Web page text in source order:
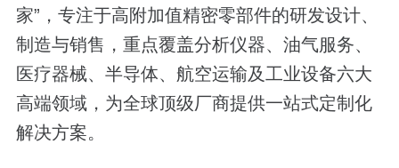
家”，专注于高附加值精密零部件的研发设计、
制造与销售，重点覆盖分析仪器、油气服务、
医疗器械、半导体、航空运输及工业设备六大
高端领域，为全球顶级厂商提供一站式定制化
解决方案。